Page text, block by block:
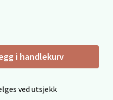
i handlekurv
ved utsjekk
Moa